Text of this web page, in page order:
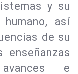
y su
así
de su
enseñanzas
e